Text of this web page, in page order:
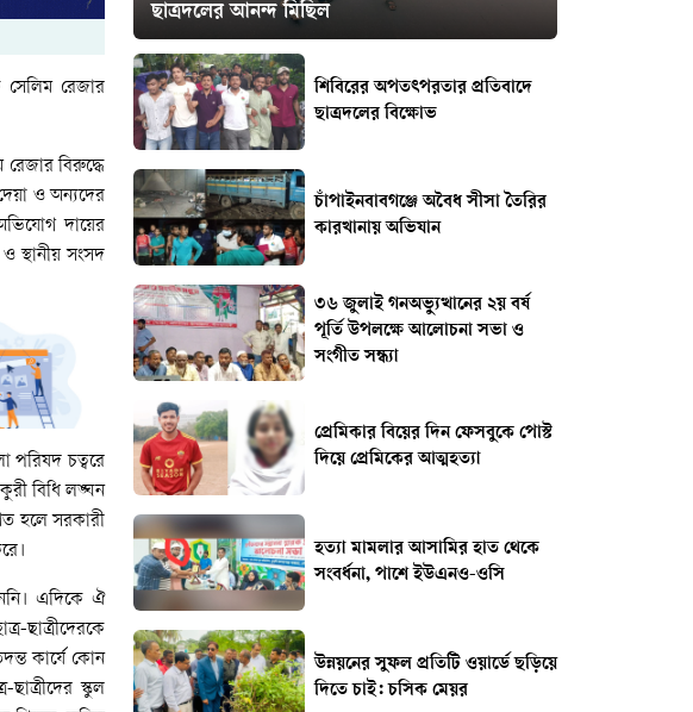
সেলিম রেজার
বিরুদ্ধে
দেয়া ও অন্যদের
দায়ের
স্থানীয় সংসদ
পরিষদ চত্বরে
বিধি লঙ্ঘন
হলে সরকারী
এদিকে ঐ
ছাত্রীদেরকে
কার্যে কোন
স্কুল
ছাত্রদলের আনন্দ মিছিল
শিবিরের অপতৎপরতার প্রতিবাদে
ছাত্রদলের বিক্ষোভ
চাঁপাইনবাবগঞ্জে অবৈধ সীসা তৈরির
কারখানায় অভিযান
৩৬ জুলাই গনঅভ্যুত্থানের ২য় বর্ষ
পূর্তি উপলক্ষে আলোচনা সভা ও
সংগীত সন্ধ্যা
প্রেমিকার বিয়ের দিন ফেসবুকে পোস্ট
দিয়ে প্রেমিকের আত্মহত্যা
হত্যা মামলার আসামির হাত থেকে
সংবর্ধনা, পাশে ইউএনও-ওসি
উন্নয়নের সুফল প্রতিটি ওয়ার্ডে ছড়িয়ে
দিতে চাই: চসিক মেয়র